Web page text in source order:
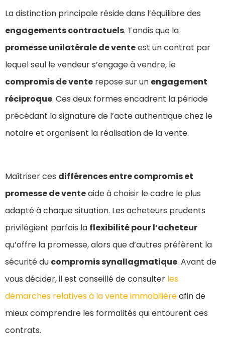
La distinction principale réside dans l’équilibre des
engagements contractuels. Tandis que la
promesse unilatérale de venteest un contrat par
lequel seul le vendeur s’engage à vendre, le
compromis de vente repose sur un engagement
réciproque. Ces deux formes encadrent la période
précédant la signature de l’acte authentique chez le
notaire et organisent la réalisation de la vente.
Maîtriser ces différences entre compromis et
promesse de venteaide à choisir le cadre le plus
adapté à chaque situation. Les acheteurs prudents
privilégient parfois la flexibilité pour l’acheteur
qu’offre la promesse, alors que d’autres préfèrent la
sécurité du compromis synallagmatique. Avant de
vous décider, il est conseillé de consulter les
démarches relatives à la vente immobilièreafin de
mieux comprendre les formalités qui entourent ces
contrats.